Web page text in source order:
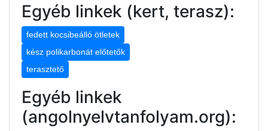
Egyéb linkek (kert, terasz):
fedett kocsibeálló ötletek
kész polikarbonát előtetők
terasztető
Egyéb linkek
(angolnyelvtanfolyam.org):